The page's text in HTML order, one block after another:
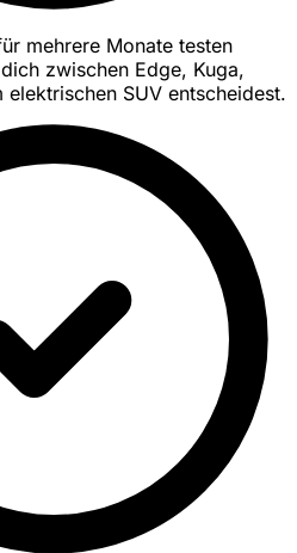
mehrere Monate testen
zwischen Edge, Kuga,
SUV entscheidest.